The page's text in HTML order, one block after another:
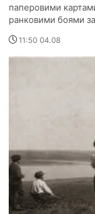
паперовими
ранковими боями
11:50 04.08